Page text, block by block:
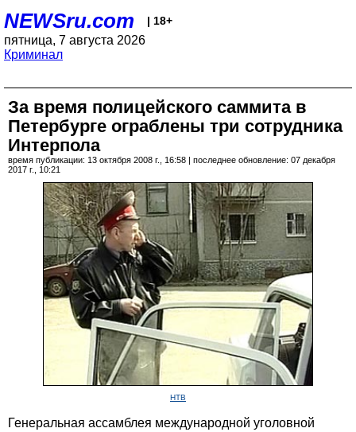
NEWSru.com | 18+
пятница, 7 августа 2026
Криминал
За время полицейского саммита в
Петербурге ограблены три сотрудника
Интерпола
время публикации: 13 октября 2008 г., 16:58 | последнее обновление: 07 декабря
2017 г., 10:21
НТВ
Генеральная ассамблея международной уголовной